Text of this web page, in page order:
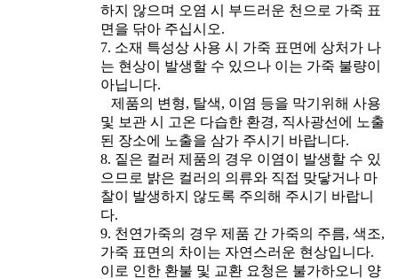
하지 않으며 오염 시 부드러운 천으로 가죽 표
면을 닦아 주십시오.
7. 소재 특성상 사용 시 가죽 표면에 상처가 나
는 현상이 발생할 수 있으나 이는 가죽 불량이
아닙니다.
제품의 변형, 탈색, 이염 등을 막기위해 사용
및 보관 시 고온 다습한 환경, 직사광선에 노출
된 장소에 노출을 삼가 주시기 바랍니다.
8. 짙은 컬러 제품의 경우 이염이 발생할 수 있
으므로 밝은 컬러의 의류와 직접 맞닿거나 마
찰이 발생하지 않도록 주의해 주시기 바랍니
다.
9. 천연가죽의 경우 제품 간 가죽의 주름, 색조,
가죽 표면의 차이는 자연스러운 현상입니다.
이로 인한 환불 및 교환 요청은 불가하오니 양